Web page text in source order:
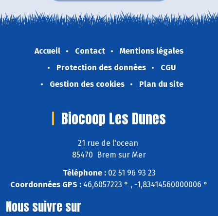
Accueil Contact
Mentions légales
Protection des données
CGU
Gestion des cookies
Plan du site
Biocoop Les Dunes
21 rue de l'ocean
85470 Brem sur Mer
Téléphone :02 51 96 93 23
Coordonnées GPS : 46,6057223 ° , -1,83414560000006 °
Nous suivre sur